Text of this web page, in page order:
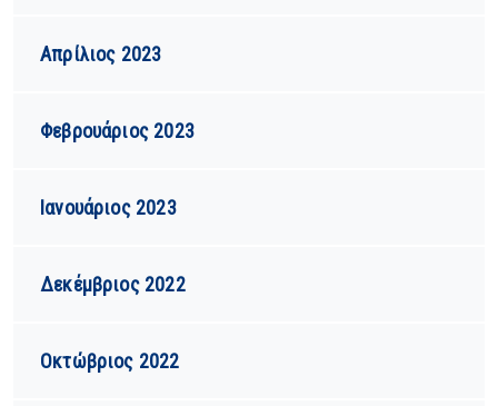
Απρίλιος 2023
Φεβρουάριος 2023
Ιανουάριος 2023
Δεκέμβριος 2022
Οκτώβριος 2022